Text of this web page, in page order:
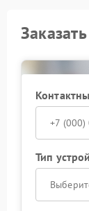
Тип